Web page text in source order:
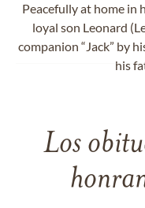
Peacefully at home in
loyal son Leonard
companion “Jack” by
his
Los